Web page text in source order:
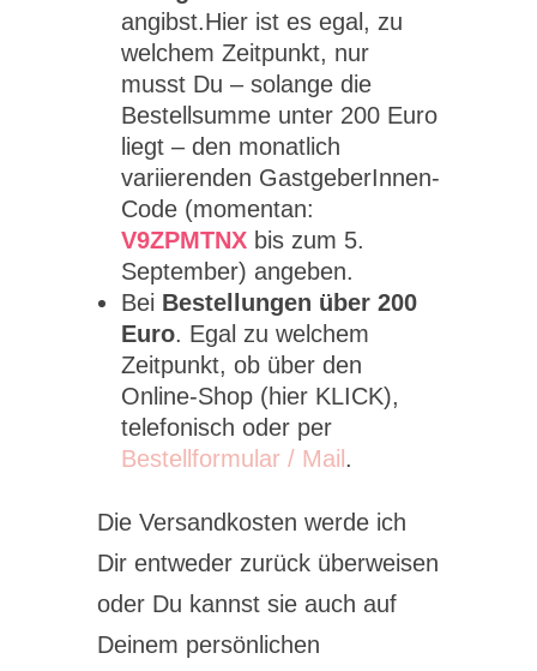
angibst.Hier ist es egal, zu
welchem Zeitpunkt, nur
musst Du – solange die
Bestellsumme unter 200 Euro
liegt – den monatlich
variierenden GastgeberInnen-
Code (momentan:
V9ZPMTNXbis zum 5.
September) angeben.
Bei Bestellungen über 200
Euro. Egal zu welchem
Zeitpunkt, ob über den
Online-Shop (hier KLICK),
telefonisch oder per
Bestellformular / Mail .
Die Versandkosten werde ich
Dir entweder zurück überweisen
oder Du kannst sie auch auf
Deinem persönlichen